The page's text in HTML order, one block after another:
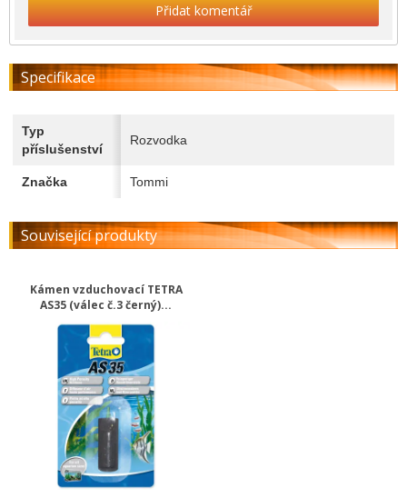
Přidat komentář
Specifikace
Typ
příslušenství
Rozvodka
Značka Tommi
Související produkty
Kámen vzduchovací TETRA
AS35 (válec č.3 černý)...